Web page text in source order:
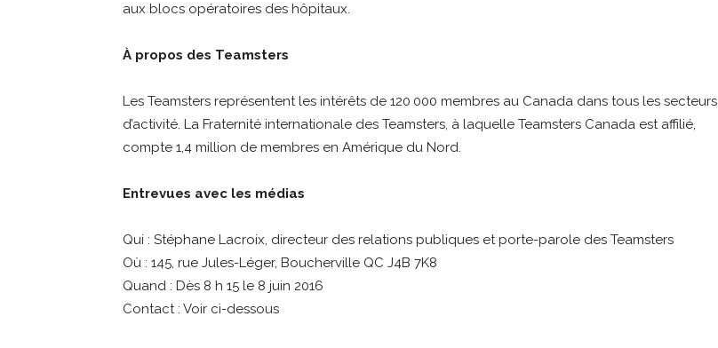
aux blocs opératoires des hôpitaux.
À propos des Teamsters
Les Teamsters représentent les intérêts de 120 000 membres au Canada dans tous les secteurs
d’activité. La Fraternité internationale des Teamsters, à laquelle Teamsters Canada est affilié,
compte 1,4 million de membres en Amérique du Nord.
Entrevues avec les médias
Qui : Stéphane Lacroix, directeur des relations publiques et porte-parole des Teamsters
Où : 145, rue Jules-Léger, Boucherville QC J4B 7K8
Quand : Dès 8 h 15 le 8 juin 2016
Contact : Voir ci-dessous